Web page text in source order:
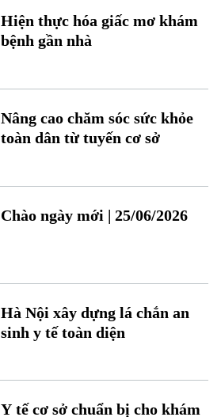
Hiện thực hóa giấc mơ khám
bệnh gần nhà
Nâng cao chăm sóc sức khỏe
toàn dân từ tuyến cơ sở
Chào ngày mới | 25/06/2026
Hà Nội xây dựng lá chắn an
sinh y tế toàn diện
Y tế cơ sở chuẩn bị cho khám